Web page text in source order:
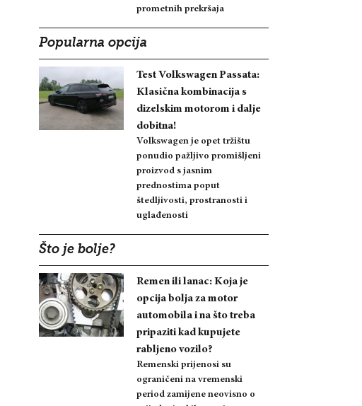
prometnih prekršaja
Popularna opcija
Test Volkswagen Passata:
Klasična kombinacija s
dizelskim motorom i dalje
dobitna!
Volkswagen je opet tržištu
ponudio pažljivo promišljeni
proizvod s jasnim
prednostima poput
štedljivosti, prostranosti i
uglađenosti
Što je bolje?
Remen ili lanac: Koja je
opcija bolja za motor
automobila i na što treba
pripaziti kad kupujete
rabljeno vozilo?
Remenski prijenosi su
ograničeni na vremenski
period zamijene neovisno o